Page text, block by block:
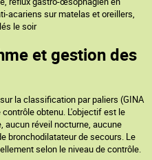
acariens sur matelas et oreillers,
le soir
et gestion des
la classification par paliers (GINA
obtenu. L'objectif est le
aucun réveil nocturne, aucune
bronchodilatateur de secours. Le
selon le niveau de contrôle.